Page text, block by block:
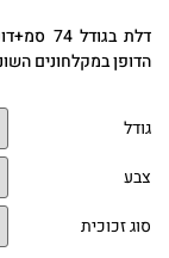
דלת
הדופן במקלחונים
גודל
צבע
סוג זכוכית